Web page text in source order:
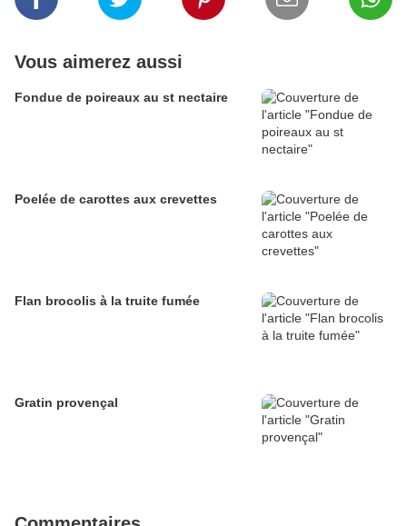
Vous aimerez aussi
Fondue de poireaux au st nectaire
Poelée de carottes aux crevettes
Flan brocolis à la truite fumée
Gratin provençal